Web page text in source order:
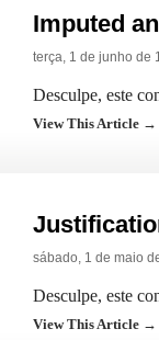
Imputed
terça, 1 de junho de
Desculpe, este
View This Article →
sábado, 1 de maio
Desculpe, este
View This Article →